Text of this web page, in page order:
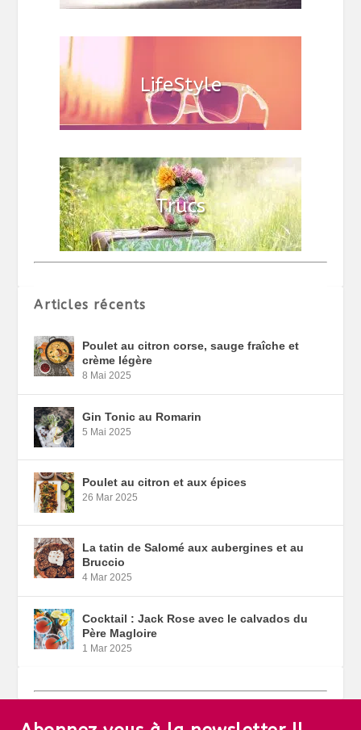
Articles récents
Poulet au citron corse, sauge fraîche et
crème légère
8 Mai 2025
Gin Tonic au Romarin
5 Mai 2025
Poulet au citron et aux épices
26 Mar 2025
La tatin de Salomé aux aubergines et au
Bruccio
4 Mar 2025
Cocktail : Jack Rose avec le calvados du
Père Magloire
1 Mar 2025